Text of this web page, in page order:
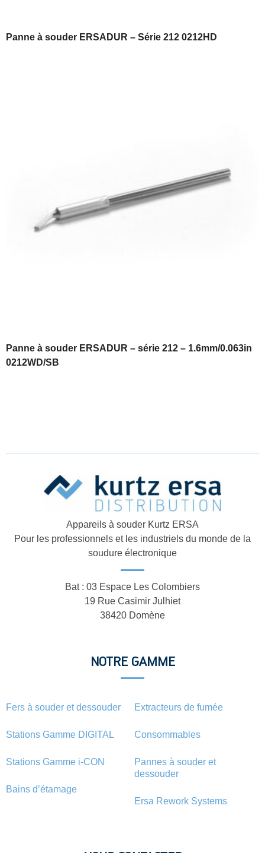
Panne à souder ERSADUR – Série 212 0212HD
Panne à souder ERSADUR – série 212 – 1.6mm/0.063in
0212WD/SB
Appareils à souder Kurtz ERSA
Pour les professionnels et les industriels du monde de la
soudure électronique
Bat : 03 Espace Les Colombiers
19 Rue Casimir Julhiet
38420 Domène
NOTRE GAMME
Fers à souder et dessouder
Stations Gamme DIGITAL
Stations Gamme i-CON
Bains d’étamage
Extracteurs de fumée
Consommables
Pannes à souder et
dessouder
Ersa Rework Systems